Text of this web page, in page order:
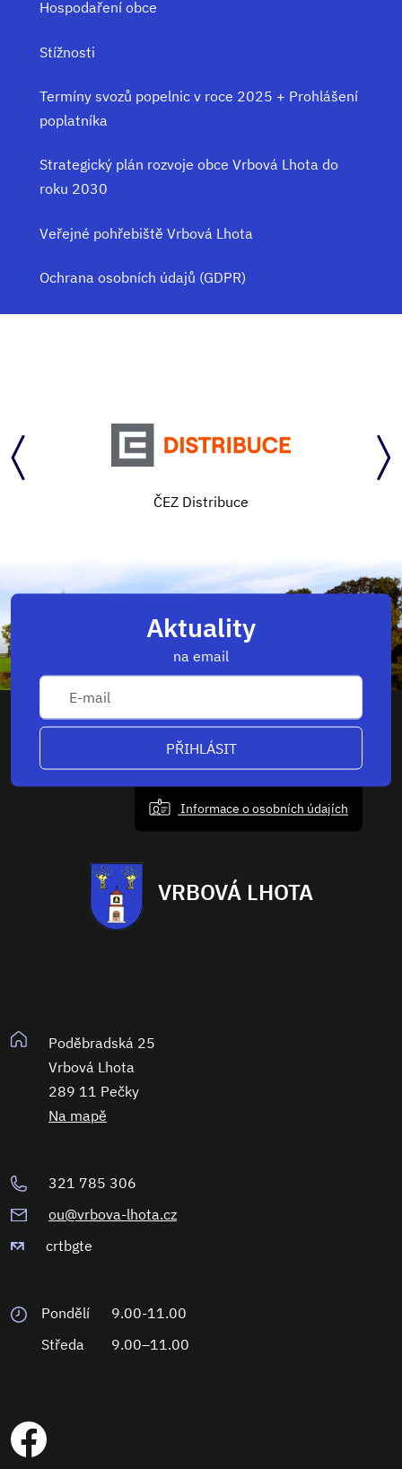
Hospodaření obce
Stížnosti
Termíny svozů popelnic v roce 2025 + Prohlášení
poplatníka
Strategický plán rozvoje obce Vrbová Lhota do
roku 2030
Veřejné pohřebiště Vrbová Lhota
Ochrana osobních údajů (GDPR)
ČEZ Distribuce
Aktuality
na email
PŘIHLÁSIT
Informace o osobních údajích
VRBOVÁ LHOTA
Poděbradská 25
Vrbová Lhota
289 11 Pečky
Na mapě
321 785 306
ou@vrbova-lhota.cz
crtbgte
Pondělí
9.00-11.00
Středa
9.00–11.00